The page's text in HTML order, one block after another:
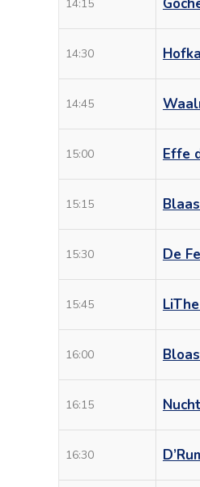
14:15
14:30
14:45
15:00 Effe
15:15
15:30 De
15:45
16:00
16:15
16:30